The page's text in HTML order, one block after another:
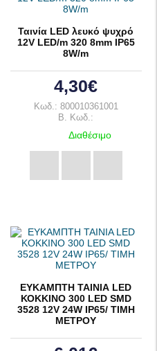
Ταινία LED λευκό ψυχρό
12V LED/m 320 8mm IP65
8W/m
4,30€
Κωδ.: 800010361001
B. Κωδ.:
Διαθέσιμο
ΕΥΚΑΜΠΤΗ ΤΑΙΝΙΑ LED
ΚΟΚΚΙΝΟ 300 LED SMD
3528 12V 24W IP65/ ΤΙΜΗ
ΜΕΤΡΟΥ